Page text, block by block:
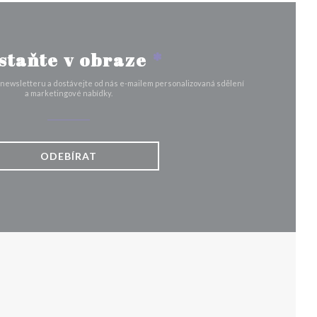
v obraze *
a dostávejte od nás e-mailem personalizovaná sdělení
a marketingové nabídky.
ODEBÍRAT
OKNĚ))